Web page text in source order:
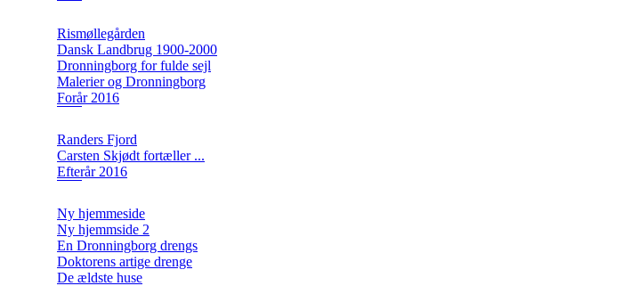
Rismøllegården
Dansk Landbrug 1900-2000
Dronningborg for fulde sejl
Malerier og Dronningborg
Forår 2016
Randers Fjord
Carsten Skjødt fortæller ...
Efterår 2016
Ny hjemmeside
Ny hjemmside 2
En Dronningborg drengs
Doktorens artige drenge
De ældste huse